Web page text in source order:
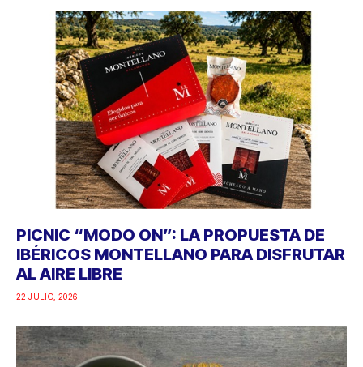
PICNIC “MODO ON”: LA PROPUESTA DE
IBÉRICOS MONTELLANO PARA DISFRUTAR
AL AIRE LIBRE
22 JULIO, 2026